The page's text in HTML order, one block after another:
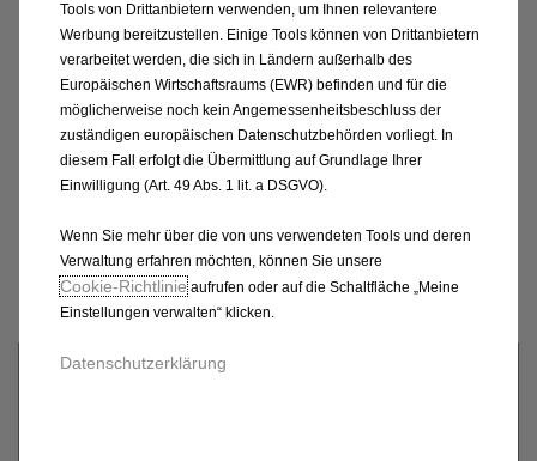
ENTDECKEN SIE ALLE
CORSA ELECTRIC
VORFÜHRWAGEN VON
AUTO PIEROTH GMBH &
CO. KG
Tools von Drittanbietern verwenden, um Ihnen relevantere
Werbung bereitzustellen. Einige Tools können von Drittanbietern
verarbeitet werden, die sich in Ländern außerhalb des
Europäischen Wirtschaftsraums (EWR) befinden und für die
möglicherweise noch kein Angemessenheitsbeschluss der
zuständigen europäischen Datenschutzbehörden vorliegt. In
diesem Fall erfolgt die Übermittlung auf Grundlage Ihrer
Einwilligung (Art. 49 Abs. 1 lit. a DSGVO).
Wenn Sie mehr über die von uns verwendeten Tools und deren
Verwaltung erfahren möchten, können Sie unsere
Cookie‑Richtlinieaufrufen oder auf die Schaltfläche „Meine
Einstellungen verwalten“ klicken.
Datenschutzerklärung